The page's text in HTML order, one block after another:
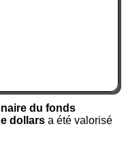
du fonds
dollars a été valorisé